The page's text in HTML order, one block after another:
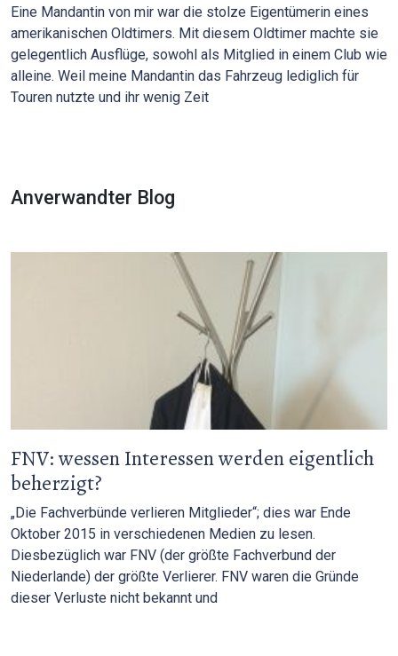
Eine Mandantin von mir war die stolze Eigentümerin eines
amerikanischen Oldtimers. Mit diesem Oldtimer machte sie
gelegentlich Ausflüge, sowohl als Mitglied in einem Club wie
alleine. Weil meine Mandantin das Fahrzeug lediglich für
Touren nutzte und ihr wenig Zeit
Anverwandter Blog
FNV: wessen Interessen werden eigentlich
beherzigt?
„Die Fachverbünde verlieren Mitglieder“; dies war Ende
Oktober 2015 in verschiedenen Medien zu lesen.
Diesbezüglich war FNV (der größte Fachverbund der
Niederlande) der größte Verlierer. FNV waren die Gründe
dieser Verluste nicht bekannt und